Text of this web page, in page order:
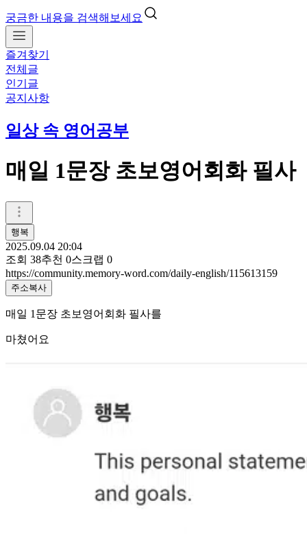
궁금한 내용을 검색해보세요
즐겨찾기
전체글
인기글
공지사항
일상 속 영어공부
매일 1문장 초보영어회화 필사
행복
2025.09.04 20:04
조회 38추천 0스크랩 0
https://community.memory-word.com/daily-english/115613159
주소복사
매일 1문장 초보영어회화 필사를
마쳤어요